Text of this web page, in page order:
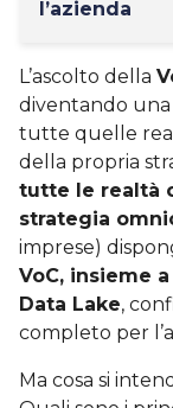
l’azienda
L’ascolto della
diventando
tutte quelle
della propria
tutte le realtà
strategia
imprese)
VoC, insieme
Data Lake,
completo per
Ma cosa si